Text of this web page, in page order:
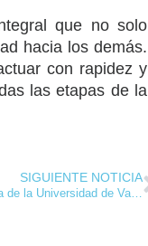
que no solo
hacia los demás.
con rapidez y
las etapas de la
SIGUIENTE NOTICIA
Descubriendo el Palacio de Santa Cruz y el Edificio Rector Tejerina de la Universidad de Valladolid